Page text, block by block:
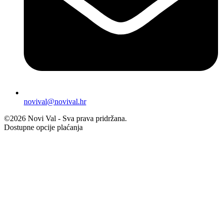
novival@novival.hr
©2026 Novi Val - Sva prava pridržana.
Dostupne opcije plaćanja